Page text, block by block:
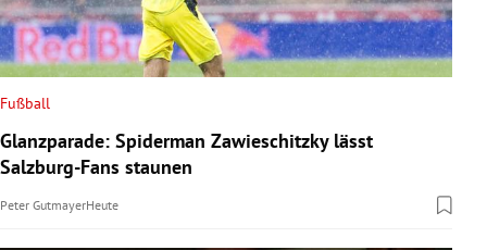
Fußball
Glanzparade: Spiderman Zawieschitzky lässt
Salzburg-Fans staunen
Peter GutmayerHeute